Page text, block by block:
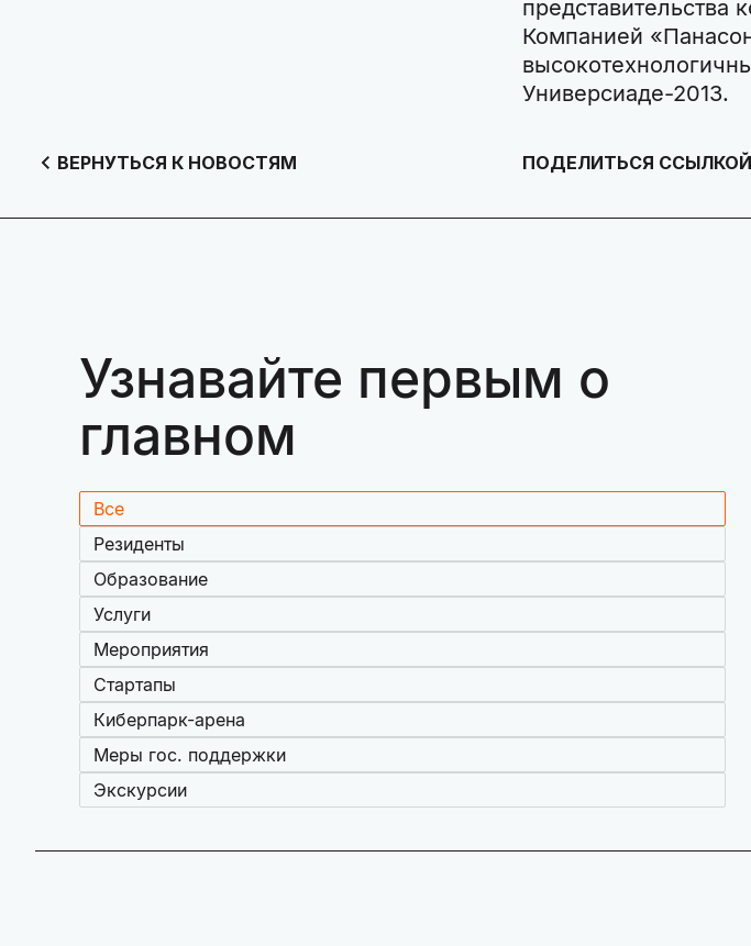
Компанией
Универсиаде-2013.
ВЕРНУТЬСЯ К НОВОСТЯМ ПОДЕЛИТЬСЯ ССЫЛКОЙ
Узнавайте первым о
главном
Все
Резиденты
Образование
Услуги
Мероприятия
Стартапы
Киберпарк-арена
Меры гос. поддержки
Экскурсии